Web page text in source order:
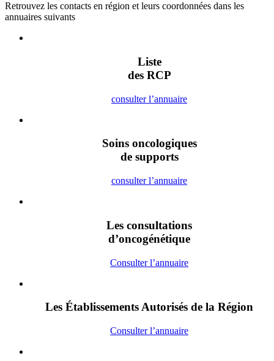
Retrouvez les contacts en région et leurs coordonnées dans les
annuaires suivants
Liste
des RCP
consulter l’annuaire
Soins oncologiques
de supports
consulter l’annuaire
Les consultations
d’oncogénétique
Consulter l’annuaire
Les Établissements Autorisés de la Région
Consulter l’annuaire